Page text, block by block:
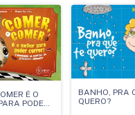
É O
PODER
BANHO, PRA
QUERO?